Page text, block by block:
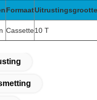
FormaatUitrustingsgrootte
Cassette10 T